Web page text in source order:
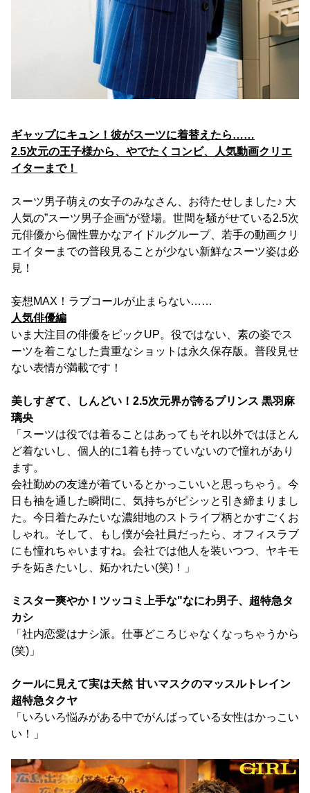
ギャップにキュン！彼がスーツに着替えたら……
2.5次元の王子様から、やでたくコンビ、人気動画クリエ
イターまで！
スーツ男子萌えの女子のみなさん、お待たせしました♪ 大
人気の”スーツ男子企画“が登場。世間を騒がせている2.5次
元俳優から個性豊かなアイドルグループ、若手の動画クリ
エイターまでの普段見ることが少ない新鮮なスーツ姿は必
見！
妄想MAX！ラブコールが止まらない……
人気俳優編
いま大注目の俳優をピックUP。役ではない、素の姿でス
ーツを着こなした貴重なショットは永久保存版。普段見せ
ない表情が満載です！
美しすぎて、しんどい！2.5次元界が誇るプリンス 黒羽麻
璃央
「スーツは役では着ることはあってもそれ以外ではほとん
ど着ないし、個人的に1着も持っていないので憧れがあり
ます。
会社勤めの友達が着ているとかっこいいと思っちゃう。今
日も袖を通した瞬間に、気持ちがピシッと引き締まりまし
た。今日着たみたいな濃紺地のストライプ柄とかすごくお
しゃれ。そして、もし僕が会社員だったら、オフィスラブ
にも憧れちゃいますね。会社では他人を装いつつ、ヤキモ
チを妬きたいし、妬かれたい(笑)！」
ミスター爽やか！ツッコミ上手な"なにわ男子、超特急タ
カシ
「社内恋愛はナシ派。仕事どころじゃなくなっちゃうから
(笑)」
クールに見えて実は天然 甘いマスクのマッスルトレイン
超特急タクヤ
「いろいろ悩みがある中でがんばっている女性はかっこい
い！」